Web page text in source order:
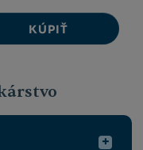
KÚPIŤ